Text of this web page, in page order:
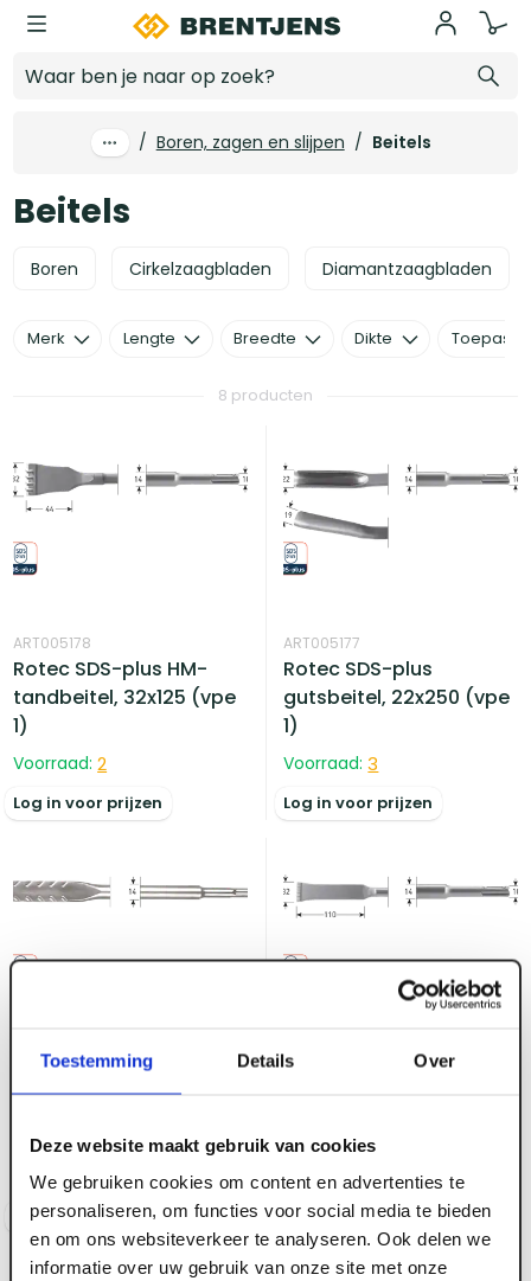
Toestemming Details Over
Deze website maakt gebruik van cookies
We gebruiken cookies om content en advertenties te
personaliseren, om functies voor social media te bieden
en om ons websiteverkeer te analyseren. Ook delen we
informatie over uw gebruik van onze site met onze
Ga naar hoofdinhoud
/ Boren, zagen en slijpen / Beitels
Beitels
Boren Cirkelzaagbladen Diamantzaagbladen
8 producten
ART005178
Rotec SDS-plus HM-
tandbeitel, 32x125 (vpe
1)
Voorraad: 2
Log in voor prijzen
ART005177
Rotec SDS-plus
gutsbeitel, 22x250 (vpe
1)
Voorraad: 3
Log in voor prijzen
ART005181
20x250 (vpe 1)
Voorraad: 2
Log in voor prijzen
ART005179
1)
Voorraad: 3
Log in voor prijzen
Merk Lengte Breedte Dikte